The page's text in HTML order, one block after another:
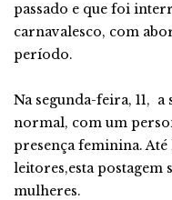
passado e que foi
carnavalesco, com
período.
Na segunda-feira, 11,
normal, com um
presença feminina.
leitores,esta postagem
mulheres.